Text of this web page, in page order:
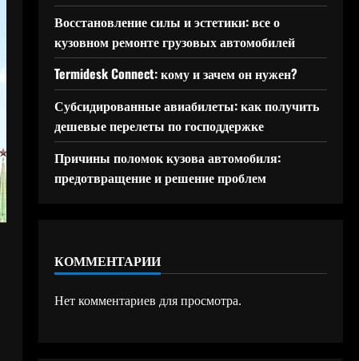
Восстановление силы и эстетики: все о
кузовном ремонте грузовых автомобилей
Termidesk Connect: кому и зачем он нужен?
Субсидированные авиабилеты: как получить
дешевые перелеты по господдержке
Причины поломок кузова автомобиля:
предотвращение и решение проблем
КОММЕНТАРИИ
Нет комментариев для просмотра.